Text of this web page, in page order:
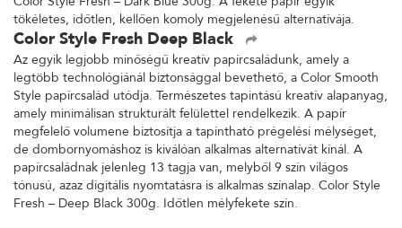
tökéletes, időtlen, kellően komoly megjelenésű alternatívája.
Color Style Fresh Deep Black
Az egyik legjobb minőségű kreatív papírcsaládunk, amely a
legtöbb technológiánál biztonsággal bevethető, a Color Smooth
Style papírcsalád utódja. Természetes tapintású kreatív alapanyag,
amely minimálisan strukturált felülettel rendelkezik. A papír
megfelelő volumene biztosítja a tapintható prégelési mélységet,
de dombornyomáshoz is kiválóan alkalmas alternatívát kínál. A
papírcsaládnak jelenleg 13 tagja van, melyből 9 szín világos
tónusú, azaz digitális nyomtatásra is alkalmas színalap. Color Style
Fresh – Deep Black 300g. Időtlen mélyfekete szín.